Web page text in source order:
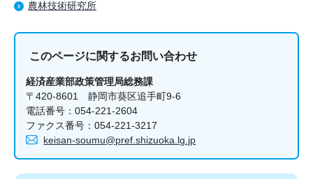
農林技術研究所
このページに関するお問い合わせ
経済産業部政策管理局総務課
〒420-8601 静岡市葵区追手町9-6
電話番号：054-221-2604
ファクス番号：054-221-3217
keisan-soumu@pref.shizuoka.lg.jp